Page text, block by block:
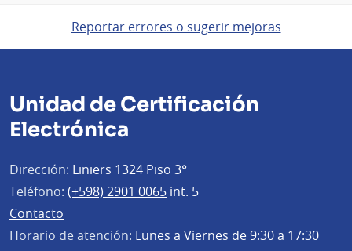
Reportar errores o sugerir mejoras
Unidad de Certificación
Electrónica
Dirección: Liniers 1324 Piso 3°
Teléfono: (+598) 2901 0065 int. 5
Contacto
Horario de atención: Lunes a Viernes de 9:30 a 17:30